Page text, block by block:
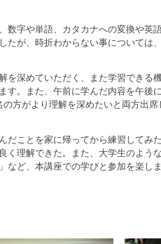
数字や単語、カタカナへの変換や英
たが、時折わからない事については
を深めていただく、また学習できる
す。また、午前に学んだ内容を午後
方がより理解を深めたいと両方出
だことを家に帰ってから練習してみ
く理解できた。また、大学生のよう
など、本講座での学びと参加を楽し